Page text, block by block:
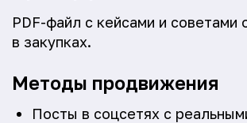
PDF-файл с кейсами и советами
в закупках.
Методы продвижения
Посты в соцсетях с